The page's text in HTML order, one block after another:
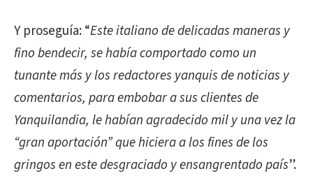
Y proseguía: “Este italiano de delicadas maneras y
fino bendecir, se había comportado como un
tunante más y los redactores yanquis de noticias y
comentarios, para embobar a sus clientes de
Yanquilandia, le habían agradecido mil y una vez la
“gran aportación” que hiciera a los fines de los
gringos en este desgraciado y ensangrentado país”.